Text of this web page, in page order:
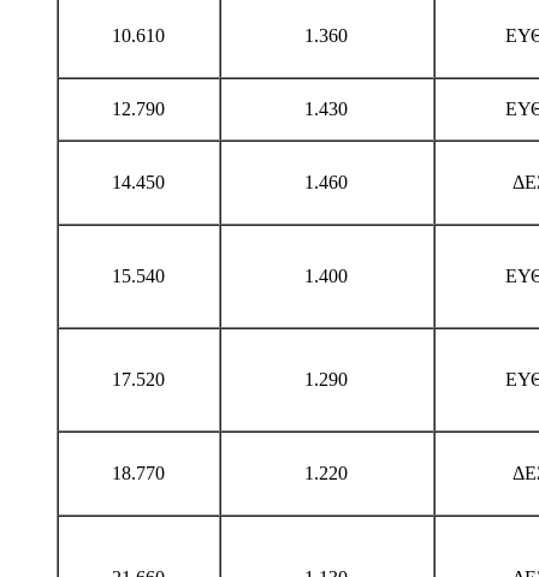
10.610 1.360
12.790 1.430
14.450 1.460
15.540 1.400
17.520 1.290
18.770 1.220